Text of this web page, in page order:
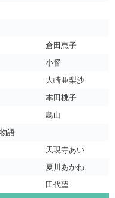
倉田恵子
小督
大崎亜梨沙
本田桃子
鳥山
語
天現寺あい
夏川あかね
田代望